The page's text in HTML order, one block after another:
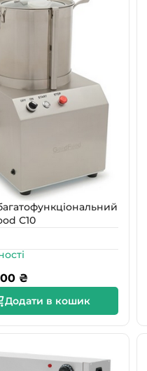
С10
₴
Додати в кошик